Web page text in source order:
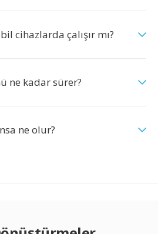
cihazlarda çalışır mı?
ne kadar sürer?
ne olur?